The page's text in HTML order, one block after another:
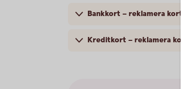
Bankkort –
Kreditkort – reklamera